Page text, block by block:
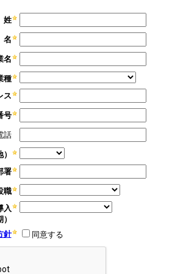
姓
名
名
種
ス
号
話
署
職
入
針
同意する